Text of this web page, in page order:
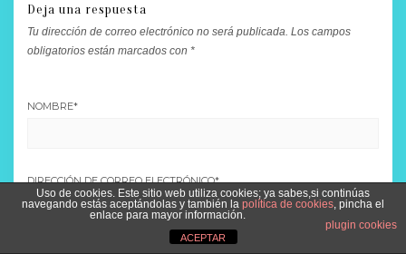
Deja una respuesta
Tu dirección de correo electrónico no será publicada. Los campos
obligatorios están marcados con *
NOMBRE*
DIRECCIÓN DE CORREO ELECTRÓNICO*
Uso de cookies. Este sitio web utiliza cookies; ya sabes,si continúas
navegando estás aceptándolas y también la política de cookies, pincha el
enlace para mayor información.
plugin cookies
ACEPTAR